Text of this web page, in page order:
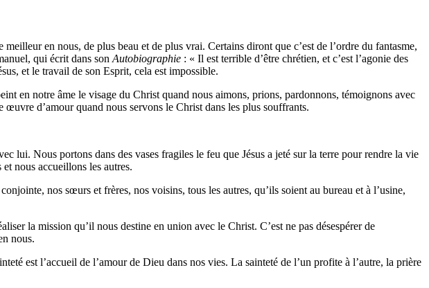
en nous, de plus beau et de plus vrai. Certains diront que c’est de l’ordre du fantasme,
qui écrit dans son Autobiographie : « Il est terrible d’être chrétien, et c’est l’agonie des
et le travail de son Esprit, cela est impossible.
en notre âme le visage du Christ quand nous aimons, prions, pardonnons, témoignons avec
d’amour quand nous servons le Christ dans les plus souffrants.
lui. Nous portons dans des vases fragiles le feu que Jésus a jeté sur la terre pour rendre la vie
et nous accueillons les autres.
nos sœurs et frères, nos voisins, tous les autres, qu’ils soient au bureau et à l’usine,
la mission qu’il nous destine en union avec le Christ. C’est ne pas désespérer de
nous.
est l’accueil de l’amour de Dieu dans nos vies. La sainteté de l’un profite à l’autre, la prière